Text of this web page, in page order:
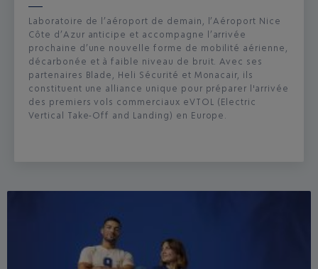
Laboratoire de l’aéroport de demain, l’Aéroport Nice
Côte d’Azur anticipe et accompagne l’arrivée
prochaine d’une nouvelle forme de mobilité aérienne,
décarbonée et à faible niveau de bruit. Avec ses
partenaires Blade, Heli Sécurité et Monacair, ils
constituent une alliance unique pour préparer l'arrivée
des premiers vols commerciaux eVTOL (Electric
Vertical Take-Off and Landing) en Europe.